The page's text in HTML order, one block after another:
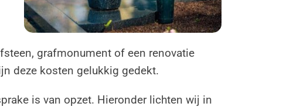
grafmonument of een renovatie
deze kosten gelukkig gedekt.
is van opzet. Hieronder lichten wij in